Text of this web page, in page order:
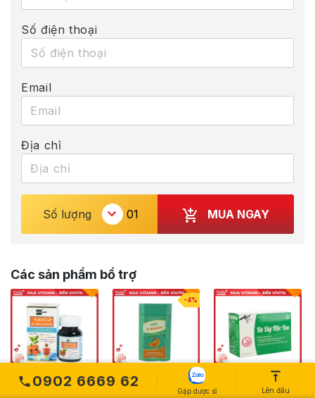
Số điện thoại
Email
Địa chỉ
Số lượng MUA NGAY
Các sản phẩm bổ trợ
Dung Dịch
-4%
Mộc Vị Khang Dạ Dày Mộc
0902 6669 62
Gặp dược sĩ Lên đầu